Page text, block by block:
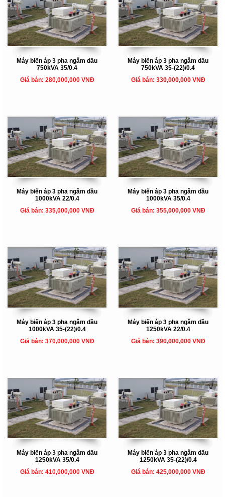
Máy biến áp 3 pha ngâm dầu
750kVA 35/0.4
Giá bán: 280,000,000 VNĐ
Máy biến áp 3 pha ngâm dầu
750kVA 35-(22)/0.4
Giá bán: 330,000,000 VNĐ
Máy biến áp 3 pha ngâm dầu
1000kVA 22/0.4
Giá bán: 335,000,000 VNĐ
Máy biến áp 3 pha ngâm dầu
1000kVA 35/0.4
Giá bán: 355,000,000 VNĐ
Máy biến áp 3 pha ngâm dầu
1000kVA 35-(22)/0.4
Giá bán: 370,000,000 VNĐ
Máy biến áp 3 pha ngâm dầu
1250kVA 22/0.4
Giá bán: 390,000,000 VNĐ
Máy biến áp 3 pha ngâm dầu
1250kVA 35/0.4
Giá bán: 410,000,000 VNĐ
Máy biến áp 3 pha ngâm dầu
1250kVA 35-(22)/0.4
Giá bán: 425,000,000 VNĐ